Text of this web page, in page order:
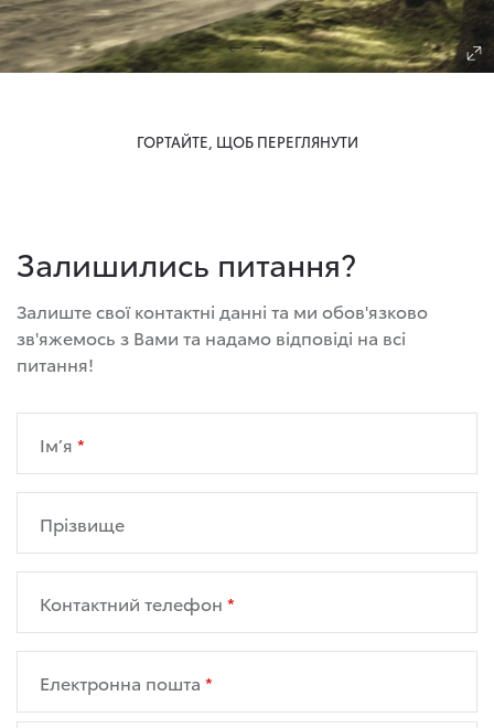
ГОРТАЙТЕ, ЩОБ ПЕРЕГЛЯНУТИ
Залишились питання?
Залиште свої контактні данні та ми обов'язково
зв'яжемось з Вами та надамо відповіді на всі
питання!
Ім’я
Прізвище
Контактний телефон
Електронна пошта